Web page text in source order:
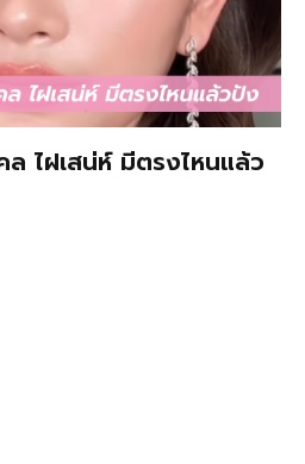
ไฝเสน่ห์ มีตรงไหนแล้ว